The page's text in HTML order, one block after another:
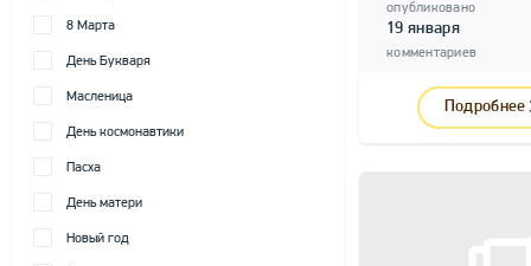
8 Марта
День Букваря
Масленица
День космонавтики
Пасха
День матери
Новый год
опубликовано
19 января
комментариев
Подробнее